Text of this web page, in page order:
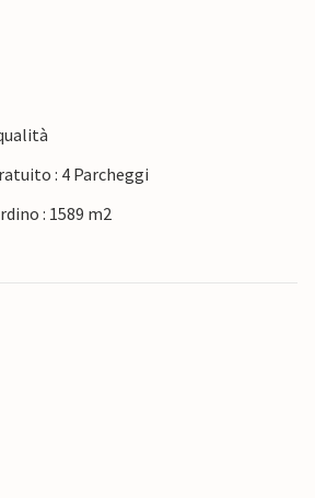
la brezza del Mare del Nord e
Mare del Nord. Nelle vicinanze si
splendida regione dello Jutland
: 4 Parcheggi
: 1589 m2